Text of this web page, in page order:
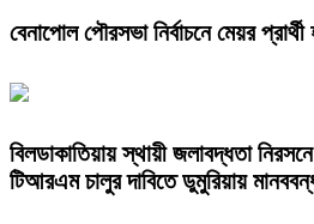
বেনাপোল পৌরসভা নির্বাচনে মেয়র
বিলডাকাতিয়ায় স্থায়ী জলাবদ্ধতা
টিআরএম চালুর দাবিতে ডুমুরিয়ায়